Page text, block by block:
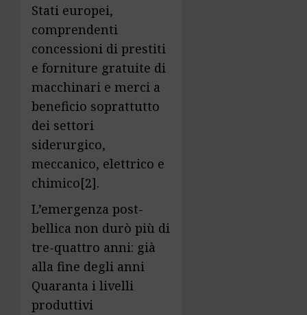
Stati europei,
comprendenti
concessioni di prestiti
e forniture gratuite di
macchinari e merci a
beneficio soprattutto
dei settori
siderurgico,
meccanico, elettrico e
chimico[2].
L’emergenza post-
bellica non durò più di
tre-quattro anni: già
alla fine degli anni
Quaranta i livelli
produttivi